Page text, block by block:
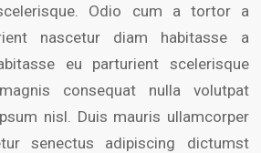
Odio cum a tortor a
nascetur diam habitasse a
eu parturient scelerisque
consequat nulla volutpat
nisl. Duis mauris ullamcorper
senectus adipiscing dictumst